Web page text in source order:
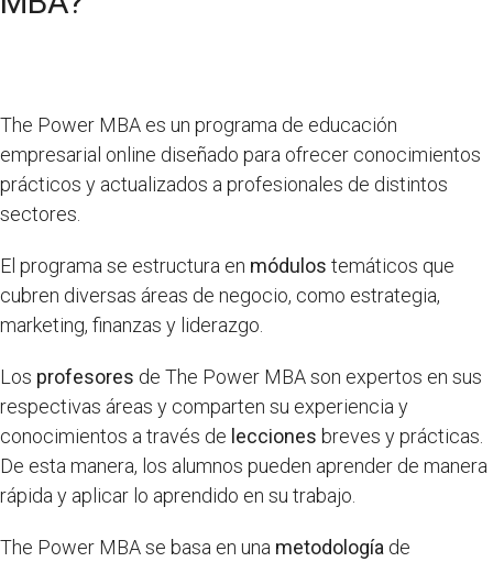
The Power MBA es un programa de educación
empresarial online diseñado para ofrecer conocimientos
prácticos y actualizados a profesionales de distintos
sectores.
El programa se estructura en módulos temáticos que
cubren diversas áreas de negocio, como estrategia,
marketing, finanzas y liderazgo.
Los profesores de The Power MBA son expertos en sus
respectivas áreas y comparten su experiencia y
conocimientos a través de lecciones breves y prácticas.
De esta manera, los alumnos pueden aprender de manera
rápida y aplicar lo aprendido en su trabajo.
The Power MBA se basa en una metodología de